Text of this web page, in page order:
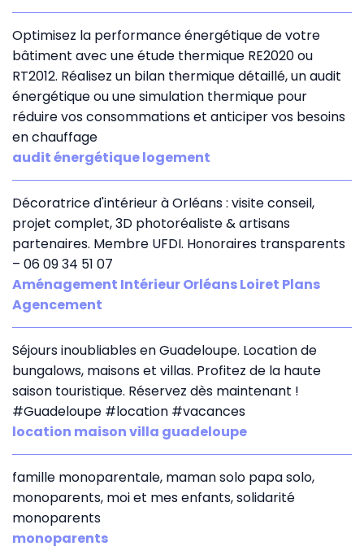
Optimisez la performance énergétique de votre
bâtiment avec une étude thermique RE2020 ou
RT2012. Réalisez un bilan thermique détaillé, un audit
énergétique ou une simulation thermique pour
réduire vos consommations et anticiper vos besoins
en chauffage
audit énergétique logement
Décoratrice d'intérieur à Orléans : visite conseil,
projet complet, 3D photoréaliste & artisans
partenaires. Membre UFDI. Honoraires transparents
– 06 09 34 51 07
Aménagement Intérieur Orléans Loiret Plans
Agencement
Séjours inoubliables en Guadeloupe. Location de
bungalows, maisons et villas. Profitez de la haute
saison touristique. Réservez dès maintenant !
#Guadeloupe #location #vacances
location maison villa guadeloupe
famille monoparentale, maman solo papa solo,
monoparents, moi et mes enfants, solidarité
monoparents
monoparents